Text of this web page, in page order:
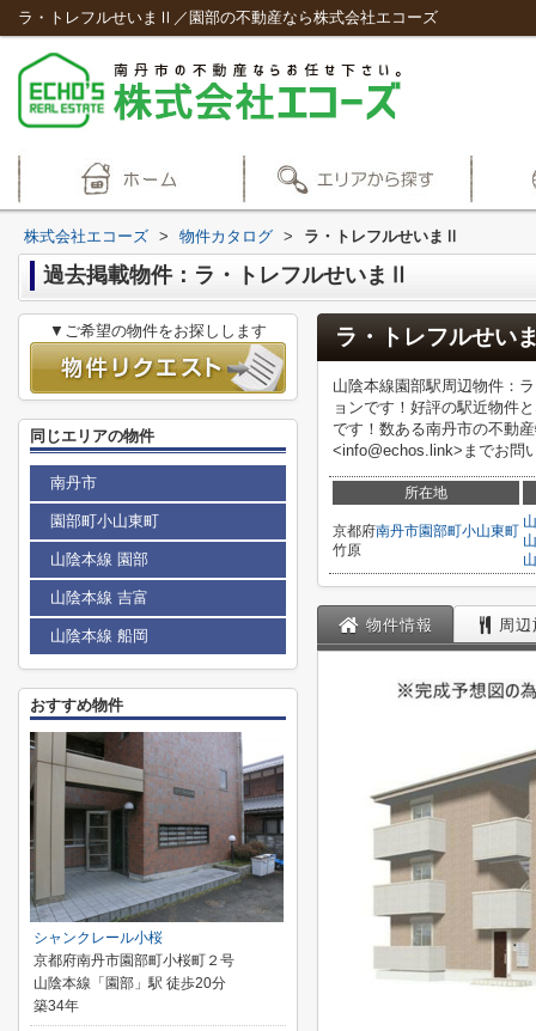
ラ・トレフルせいまⅡ／園部の不動産なら株式会社エコーズ
株式会社エコーズ > 物件カタログ > ラ・トレフルせいまⅡ
過去掲載物件：ラ・トレフルせいまⅡ
ラ・トレフルせい
山陰本線園部駅周辺物件：
ョンです！好評の駅近物件
です！数ある南丹市の不動
<info@echos.link>までお問
所在地
京都府南丹市園部町小山東町
竹原
物件情報 周
▼ご希望の物件をお探しします
同じエリアの物件
南丹市
園部町小山東町
山陰本線 園部
山陰本線 吉富
山陰本線 船岡
おすすめ物件
シャンクレール小桜
京都府南丹市園部町小桜町２号
山陰本線「園部」駅 徒歩20分
築34年